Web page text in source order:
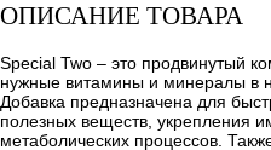
ОПИСАНИЕ ТОВАРА
Special Two – это продвинутый
нужные витамины и минералы в
Добавка предназначена для
полезных веществ, укрепления
метаболических процессов.